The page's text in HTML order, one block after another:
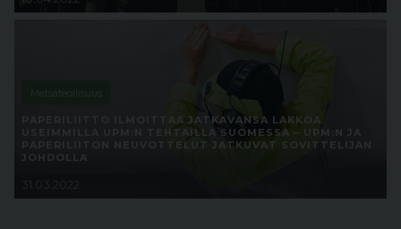
Metsäteollisuus
PAPERILIITTO ILMOITTAA JATKAVANSA LAKKOA
USEIMMILLA UPM:N TEHTAILLA SUOMESSA – UPM:N JA
PAPERILIITON NEUVOTTELUT JATKUVAT SOVITTELIJAN
JOHDOLLA
31.03.2022